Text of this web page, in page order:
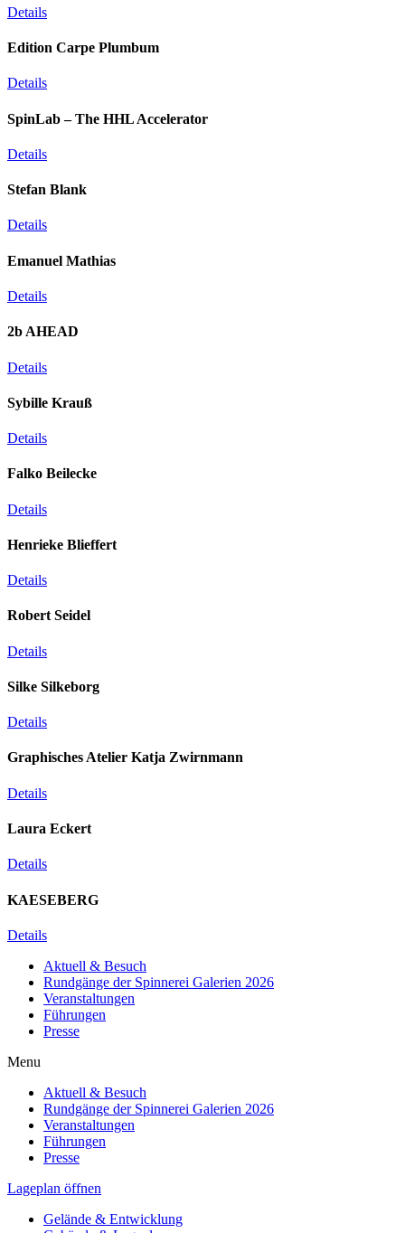
Details
Edition Carpe Plumbum
Details
SpinLab – The HHL Accelerator
Details
Stefan Blank
Details
Emanuel Mathias
Details
2b AHEAD
Details
Sybille Krauß
Details
Falko Beilecke
Details
Henrieke Blieffert
Details
Robert Seidel
Details
Silke Silkeborg
Details
Graphisches Atelier Katja Zwirnmann
Details
Laura Eckert
Details
KAESEBERG
Details
Aktuell & Besuch
Rundgänge der Spinnerei Galerien 2026
Veranstaltungen
Führungen
Presse
Menu
Aktuell & Besuch
Rundgänge der Spinnerei Galerien 2026
Veranstaltungen
Führungen
Presse
Lageplan öffnen
Gelände & Entwicklung